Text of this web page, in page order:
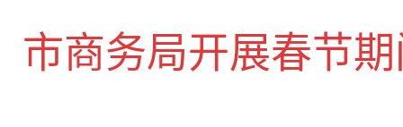
市商务局开展春节